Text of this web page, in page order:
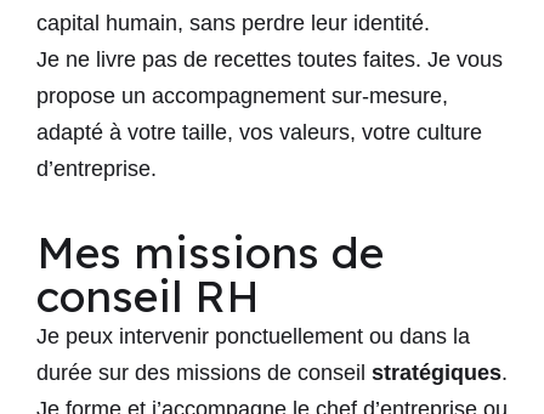
capital humain, sans perdre leur identité.
Je ne livre pas de recettes toutes faites. Je vous
propose un accompagnement sur-mesure,
adapté à votre taille, vos valeurs, votre culture
d’entreprise.
Mes missions de
conseil RH
Je peux intervenir ponctuellement ou dans la
durée sur des missions de conseil stratégiques.
Je forme et j’accompagne le chef d’entreprise ou